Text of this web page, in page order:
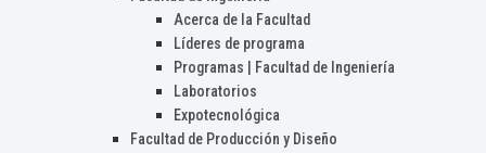
Acerca de la Facultad
Líderes de programa
Programas | Facultad de Ingeniería
Laboratorios
Expotecnológica
Facultad de Producción y Diseño